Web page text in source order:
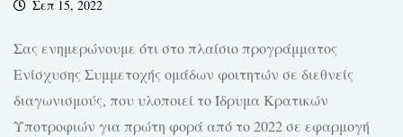
Σεπ 15, 2022
Σας ενημερώνουμε ότι στο πλαίσιο προγράμματος
Ενίσχυσης Συμμετοχής ομάδων φοιτητών σε διεθνείς
διαγωνισμούς, που υλοποιεί το Ίδρυμα Κρατικών
Υποτροφιών για πρώτη φορά από το 2022 σε εφαρμογή